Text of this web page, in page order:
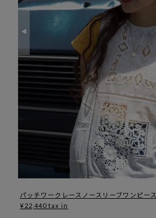
パッチワークレースノースリーブワンピース
¥22,440 tax in